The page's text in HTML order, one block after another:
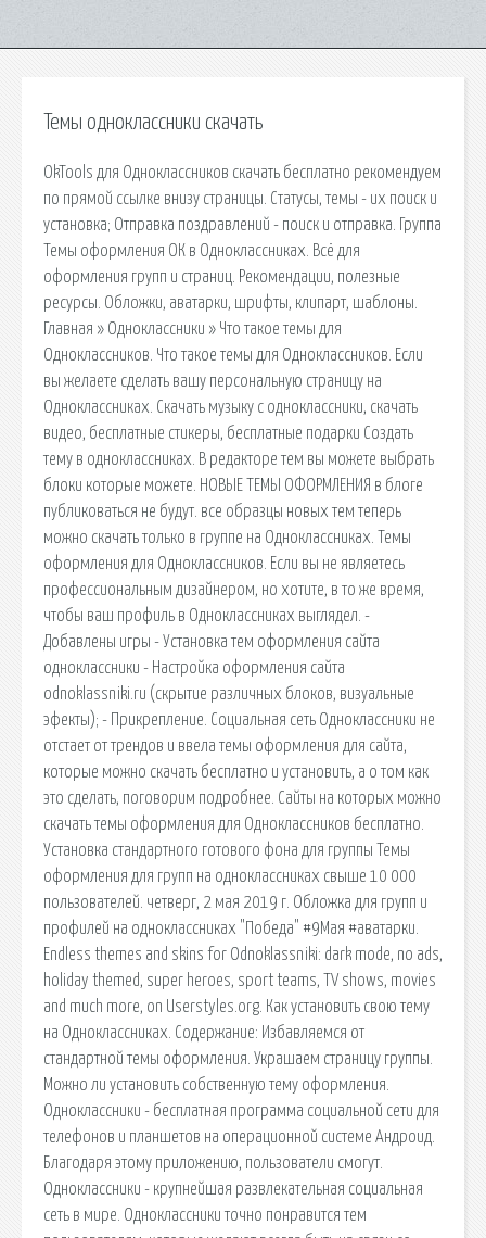
Темы одноклассники скачать
OkTools для Одноклассников скачать бесплатно рекомендуем
по прямой ссылке внизу страницы. Статусы, темы - их поиск и
установка; Отправка поздравлений - поиск и отправка. Группа
Темы оформления ОК в Одноклассниках. Всё для
оформления групп и страниц. Рекомендации, полезные
ресурсы. Обложки, аватарки, шрифты, клипарт, шаблоны.
Главная » Одноклассники » Что такое темы для
Одноклассников. Что такое темы для Одноклассников. Если
вы желаете сделать вашу персональную страницу на
Одноклассниках. Скачать музыку с одноклассники, скачать
видео, бесплатные стикеры, бесплатные подарки Создать
тему в одноклассниках. В редакторе тем вы можете выбрать
блоки которые можете. НОВЫЕ ТЕМЫ ОФОРМЛЕНИЯ в блоге
публиковаться не будут. все образцы новых тем теперь
можно скачать только в группе на Одноклассниках. Темы
оформления для Одноклассников. Если вы не являетесь
профессиональным дизайнером, но хотите, в то же время,
чтобы ваш профиль в Одноклассниках выглядел. -
Добавлены игры - Установка тем оформления сайта
одноклассники - Настройка оформления сайта
odnoklassniki.ru (скрытие различных блоков, визуальные
эфекты); - Прикрепление. Социальная сеть Одноклассники не
отстает от трендов и ввела темы оформления для сайта,
которые можно скачать бесплатно и установить, а о том как
это сделать, поговорим подробнее. Сайты на которых можно
скачать темы оформления для Одноклассников бесплатно.
Установка стандартного готового фона для группы Темы
оформления для групп на одноклассниках свыше 10 000
пользователей. четверг, 2 мая 2019 г. Обложка для групп и
профилей на одноклассниках "Победа" #9Мая #аватарки.
Endless themes and skins for Odnoklassniki: dark mode, no ads,
holiday themed, super heroes, sport teams, TV shows, movies
and much more, on Userstyles.org. Как установить свою тему
на Одноклассниках. Содержание: Избавляемся от
стандартной темы оформления. Украшаем страницу группы.
Можно ли установить собственную тему оформления.
Одноклассники - бесплатная программа социальной сети для
телефонов и планшетов на операционной системе Андроид.
Благодаря этому приложению, пользователи смогут.
Одноклассники - крупнейшая развлекательная социальная
сеть в мире. Одноклассники точно понравится тем